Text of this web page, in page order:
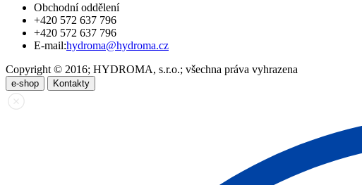
Obchodní oddělení
+420 572 637 796
+420 572 637 796
E-mail:hydroma@hydroma.cz
Copyright © 2016; HYDROMA, s.r.o.; všechna práva vyhrazena
e-shop Kontakty